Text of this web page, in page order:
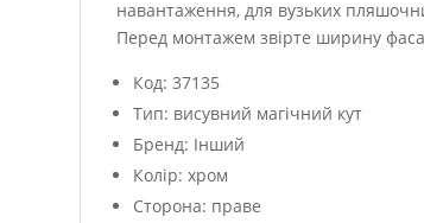
навантаження, для вузьких
Перед монтажем звірте ширину
Код: 37135
Тип: висувний магічний кут
Бренд: Інший
Колір: хром
Сторона: праве